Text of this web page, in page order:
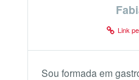
Link
Sou formada em